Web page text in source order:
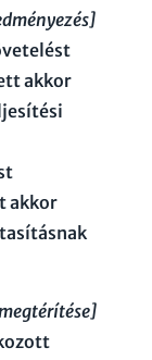
akkor
akkor